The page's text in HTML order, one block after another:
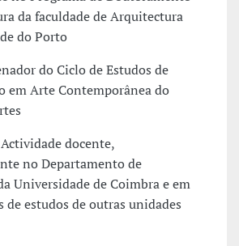
da faculdade de Arquitectura
do Porto
do Ciclo de Estudos de
em Arte Contemporânea do
docente,
no Departamento de
Universidade de Coimbra e em
de estudos de outras unidades